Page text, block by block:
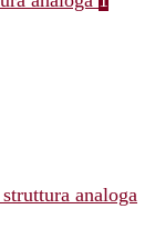
analoga